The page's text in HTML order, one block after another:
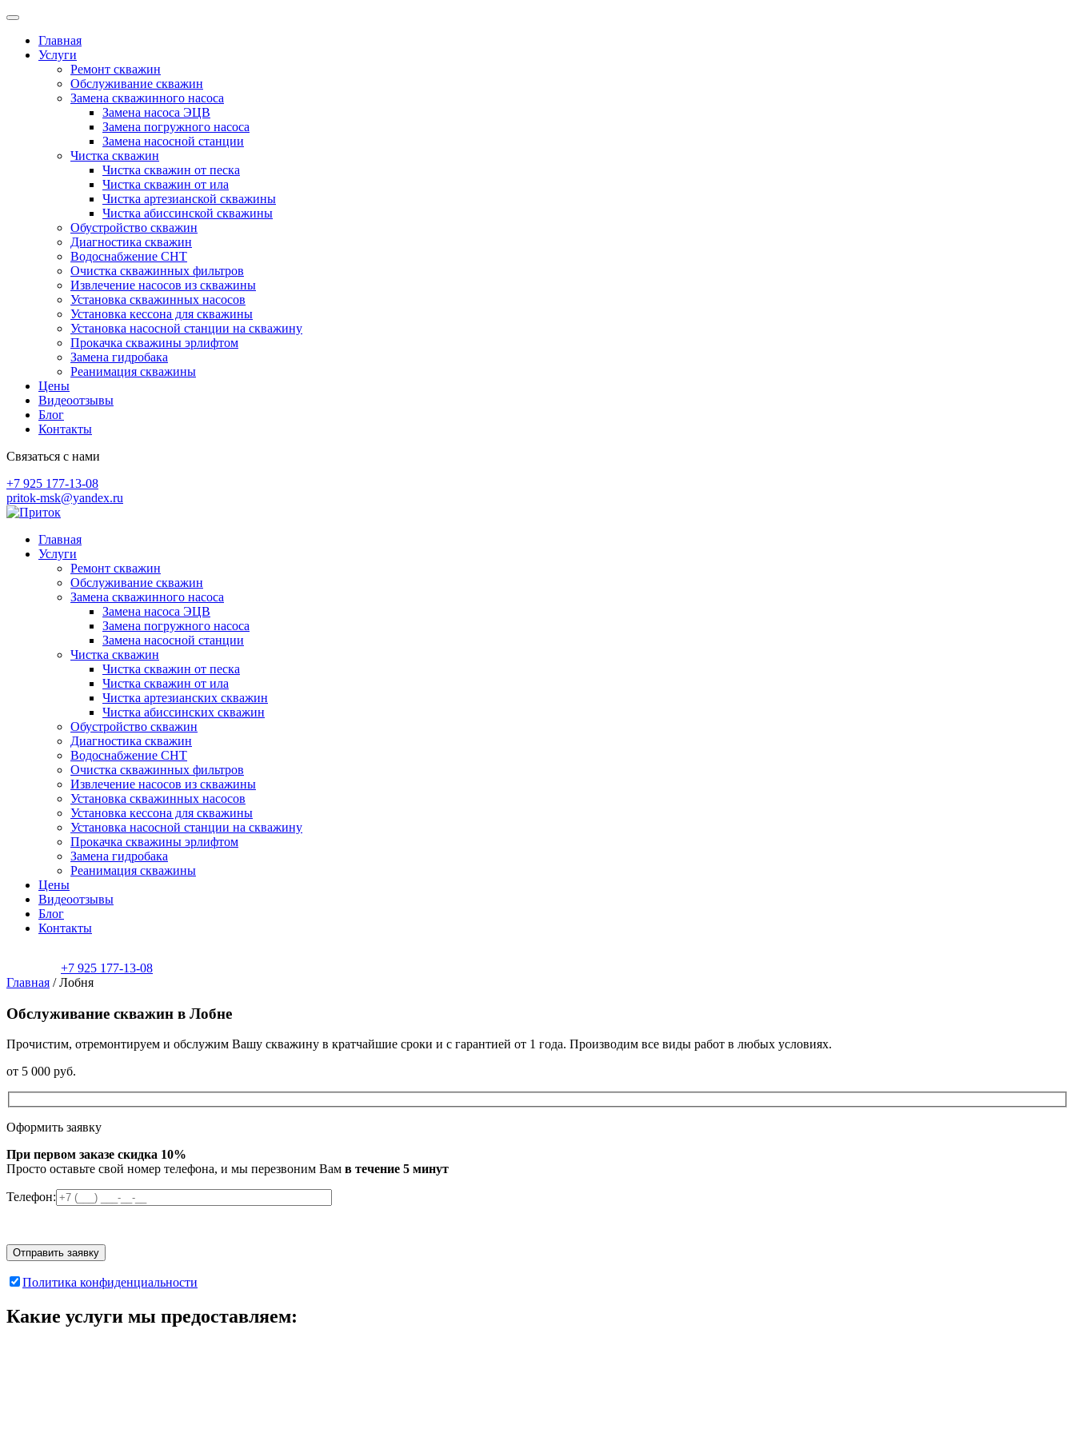
Главная
Услуги
Ремонт скважин
Обслуживание скважин
Замена скважинного насоса
Замена насоса ЭЦВ
Замена погружного насоса
Замена насосной станции
Чистка скважин
Чистка скважин от песка
Чистка скважин от ила
Чистка артезианской скважины
Чистка абиссинской скважины
Обустройство скважин
Диагностика скважин
Водоснабжение СНТ
Очистка скважинных фильтров
Извлечение насосов из скважины
Установка скважинных насосов
Установка кессона для скважины
Установка насосной станции на скважину
Прокачка скважины эрлифтом
Замена гидробака
Реанимация скважины
Цены
Видеоотзывы
Блог
Контакты
Связаться с нами
+7 925 177-13-08
pritok-msk@yandex.ru
Skip
contentГлавная
Услуги
Ремонт скважин
Обслуживание скважин
Замена скважинного насоса
Замена насоса ЭЦВ
Замена погружного насоса
Замена насосной станции
Чистка скважин
Чистка скважин от песка
Чистка скважин от ила
Чистка артезианских скважин
Чистка абиссинских скважин
Обустройство скважин
Диагностика скважин
Водоснабжение СНТ
Очистка скважинных фильтров
Извлечение насосов из скважины
Установка скважинных насосов
Установка кессона для скважины
Установка насосной станции на скважину
Прокачка скважины эрлифтом
Замена гидробака
Реанимация скважины
Цены
Видеоотзывы
Блог
Контакты
+7 925 177-13-08
Главная /Лобня
Обслуживание скважин в Лобне
Прочистим, отремонтируем и обслужим Вашу скважину в кратчайшие сроки и с гарантией от 1 года. Производим все виды работ в любых условиях.
от 5 000 руб.
Оформить заявку
При первом заказе скидка 10%
Просто оставьте свой номер телефона, и мы перезвоним Вам в течение 5 минут
Телефон:
Политика конфиденциальности
Какие услуги мы предоставляем: